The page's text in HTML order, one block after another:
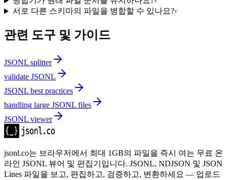
서로 다른 스키마의 파일을 병합할 수 있나요?›
관련 도구 및 가이드
JSONL splitter
validate JSONL
JSONL best practices
handling large JSONL files
JSONL viewer
jsonl.co는 브라우저에서 최대 1GB의 파일을 즉시 여는 무료 온
라인 JSONL 뷰어 및 편집기입니다. JSONL, NDJSON 및 JSON
Lines 파일을 보고, 편집하고, 검증하고, 변환하세요 — 업로드